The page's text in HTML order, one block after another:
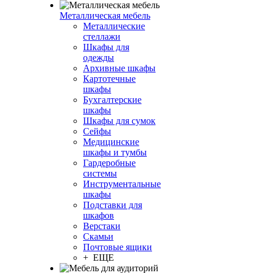
Металлическая мебель
Металлические
стеллажи
Шкафы для
одежды
Архивные шкафы
Картотечные
шкафы
Бухгалтерские
шкафы
Шкафы для сумок
Сейфы
Медицинские
шкафы и тумбы
Гардеробные
системы
Инструментальные
шкафы
Подставки для
шкафов
Верстаки
Скамьи
Почтовые ящики
+ ЕЩЕ